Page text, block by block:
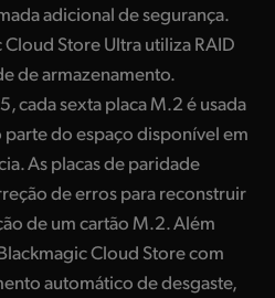
adicional de segurança.
Store Ultra utiliza RAID
de armazenamento.
cada sexta placa M.2 é usada
do espaço disponível em
As placas de paridade
de erros para reconstruir
de um cartão M.2. Além
Cloud Store com
automático de desgaste,